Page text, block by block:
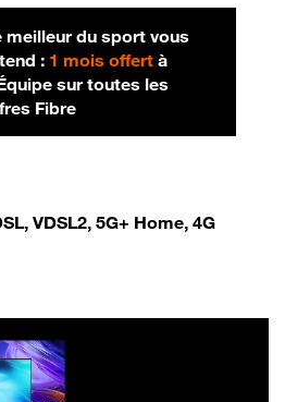
meilleur du sport vous
: 1 mois offertà
sur toutes les
Fibre
VDSL2, 5G+ Home, 4G